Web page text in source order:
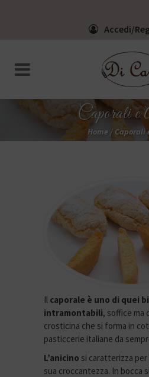
Accedi/
Caporali e
Home /Caporali
Il caporale è uno di quei
intramontabili, soffice ma
crosticina che si forma in
pasticcerie italiane da
L’anicino si caratterizza per
sua croccantezza. In bocca